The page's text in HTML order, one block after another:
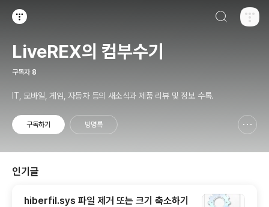
LiveREX의 컴부수기
구독자 8
IT, 모바일, 게임, 자동차 등의 새소식과 제품 리뷰 및 정보 수록.
구독하기 방명록
인기글
hiberfil.sys 파일 제거 또는 크기 축소하기